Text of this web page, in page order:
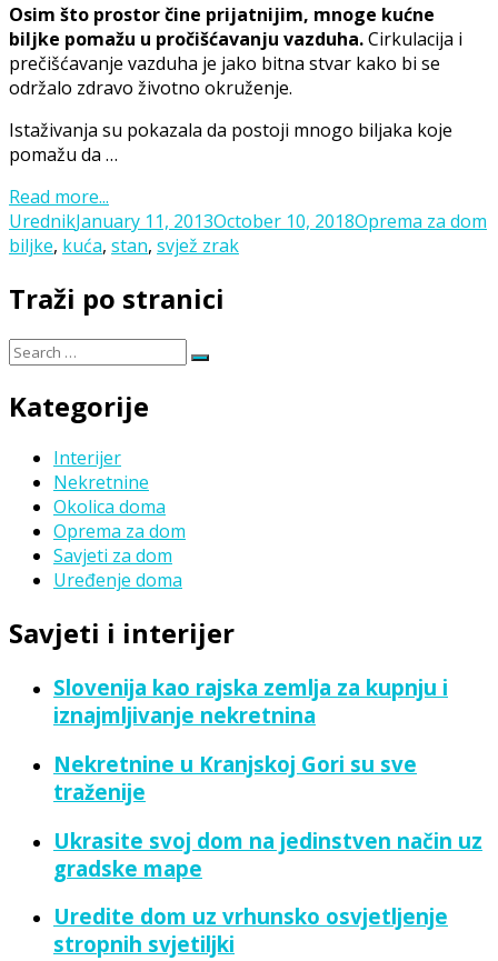
Osim što prostor čine prijatnijim, mnoge kućne
biljke pomažu u pročišćavanju vazduha.Cirkulacija i
prečišćavanje vazduha je jako bitna stvar kako bi se
održalo zdravo životno okruženje.
Istaživanja su pokazala da postoji mnogo biljaka koje
pomažu da …
Read more...
UrednikPosted
on
January 11, 2013October 10, 2018Categories
Oprema za dom
biljke, kuća, stan, svjež zrak
Traži po stranici
Search
for:
Search
Kategorije
Interijer
Nekretnine
Okolica doma
Oprema za dom
Savjeti za dom
Uređenje doma
Savjeti i interijer
Slovenija kao rajska zemlja za kupnju i
iznajmljivanje nekretnina
Nekretnine u Kranjskoj Gori su sve
traženije
Ukrasite svoj dom na jedinstven način uz
gradske mape
Uredite dom uz vrhunsko osvjetljenje
stropnih svjetiljki